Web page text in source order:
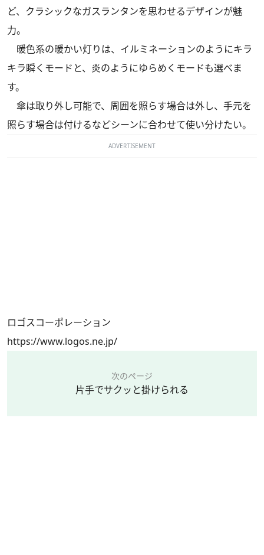
ど、クラシックなガスランタンを思わせるデザインが魅
力。
暖色系の暖かい灯りは、イルミネーションのようにキラ
キラ瞬くモードと、炎のようにゆらめくモードも選べま
す。
傘は取り外し可能で、周囲を照らす場合は外し、手元を
照らす場合は付けるなどシーンに合わせて使い分けたい。
ADVERTISEMENT
ロゴスコーポレーション
https://www.logos.ne.jp/
次のページ
片手でサクッと掛けられる